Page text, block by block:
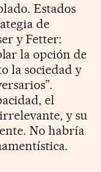
Estados
de
y Fetter:
la opción de
la sociedad y
el
y su
No habría